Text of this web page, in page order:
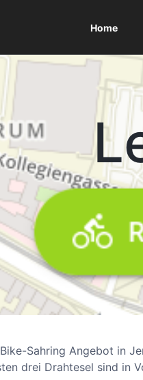
Home
Sahring Angebot in
drei Drahtesel sind in